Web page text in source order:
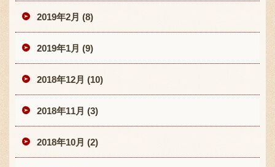
2019年2月 (8)
2019年1月 (9)
2018年12月 (10)
2018年11月 (3)
2018年10月 (2)